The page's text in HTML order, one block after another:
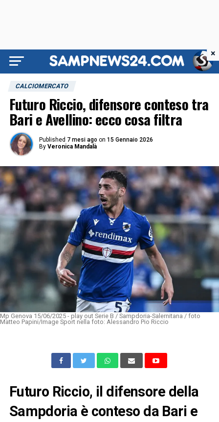
CALCIOMERCATO
Futuro Riccio, difensore conteso tra
Bari e Avellino: ecco cosa filtra
Published 7 mesi ago on 15 Gennaio 2026
By Veronica Mandalà
Mp Genova 15/06/2025 - play out Serie B / Sampdoria-Salernitana / foto
Matteo Papini/Image Sport nella foto: Alessandro Pio Riccio
Futuro Riccio, il difensore della
Sampdoria è conteso da Bari e
×